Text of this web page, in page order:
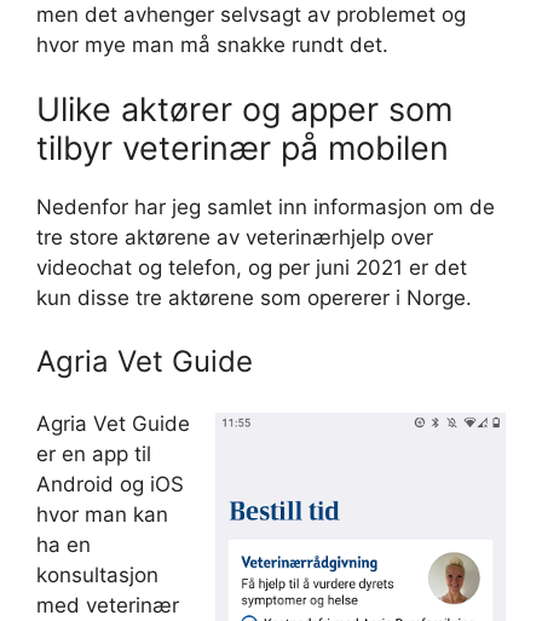
men det avhenger selvsagt av problemet og
hvor mye man må snakke rundt det.
Ulike aktører og apper som
tilbyr veterinær på mobilen
Nedenfor har jeg samlet inn informasjon om de
tre store aktørene av veterinærhjelp over
videochat og telefon, og per juni 2021 er det
kun disse tre aktørene som opererer i Norge.
Agria Vet Guide
Agria Vet Guide
er en app til
Android og iOS
hvor man kan
ha en
konsultasjon
med veterinær